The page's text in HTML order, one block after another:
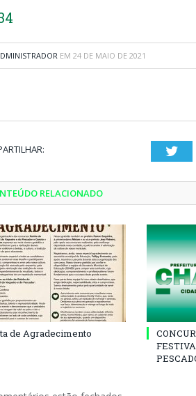
EM 24 DE MAIO DE 2021
RELACIONADO
de Agradecimento